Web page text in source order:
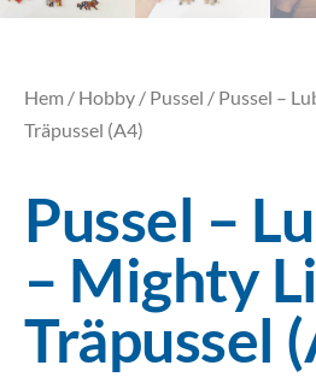
Hem / Hobby / Pussel / Pussel –
Träpussel (A4)
Pussel –
– Mighty
Träpussel